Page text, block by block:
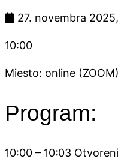
27. novembra 2025,
10:00
Miesto: online (ZOOM)
Program:
10:00 – 10:03